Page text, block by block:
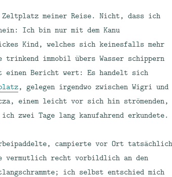
meiner Reise. Nicht, dass ich
Ich bin nur mit dem Kanu
Kind, welches sich keinesfalls mehr
trinkend immobil übers Wasser schippern
Bericht wert: Es handelt sich
, gelegen irgendwo zwischen Wigri und
einem leicht vor sich hin strömenden,
zwei Tage lang kanufahrend erkundete.
campierte vor Ort tatsächlich
vermutlich recht vorbildlich an den
ich selbst entschied mich